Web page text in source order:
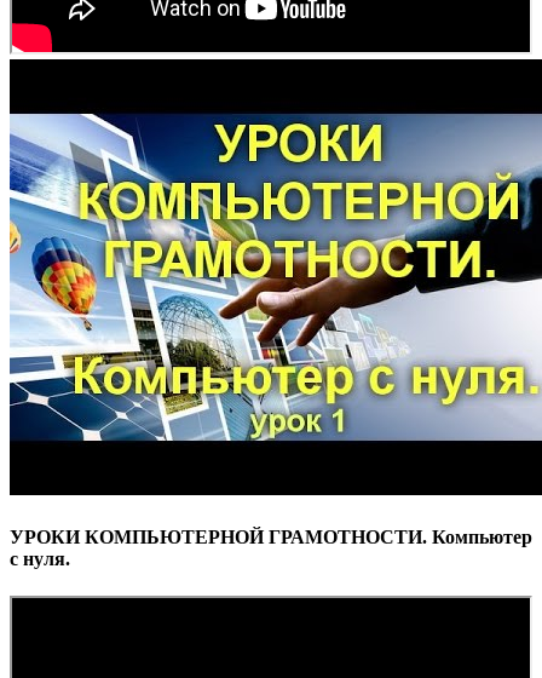
УРОКИ КОМПЬЮТЕРНОЙ ГРАМОТНОСТИ. Компьютер
с нуля.